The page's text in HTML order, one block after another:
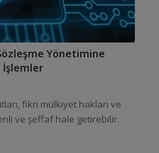
Yönetimine
İşlemler
fikri mülkiyet hakları ve
ve şeffaf hale getirebilir.